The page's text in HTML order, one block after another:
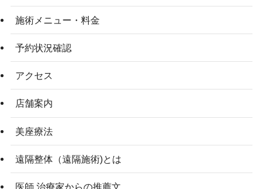
施術メニュー・料金
予約状況確認
アクセス
店舗案内
美座療法
遠隔整体（遠隔施術)とは
医師 治療家からの推薦文